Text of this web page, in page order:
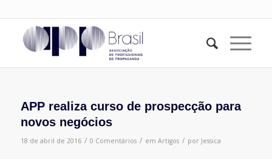
APP realiza curso de prospecção para
novos negócios
18 de abril de 2016 / 0 Comentários / em Artigos / por Jessica